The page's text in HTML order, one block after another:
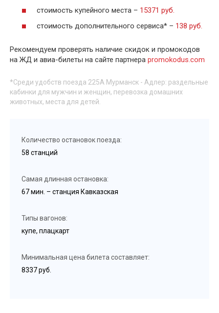
стоимость купейного места – 15371 руб.
стоимость дополнительного сервиса* – 138 руб.
Рекомендуем проверять наличие скидок и промокодов
на ЖД и авиа-билеты на сайте партнера promokodus.com
*Среди удобств поезда 225А Мурманск - Адлер: раздельные
кабинки для мужчин и женщин, перевозка домашних
животных, места для детей.
Количество остановок поезда:
58 станций
Самая длинная остановка:
67 мин. – станция Кавказская
Типы вагонов:
купе, плацкарт
Минимальная цена билета составляет:
8337 руб.